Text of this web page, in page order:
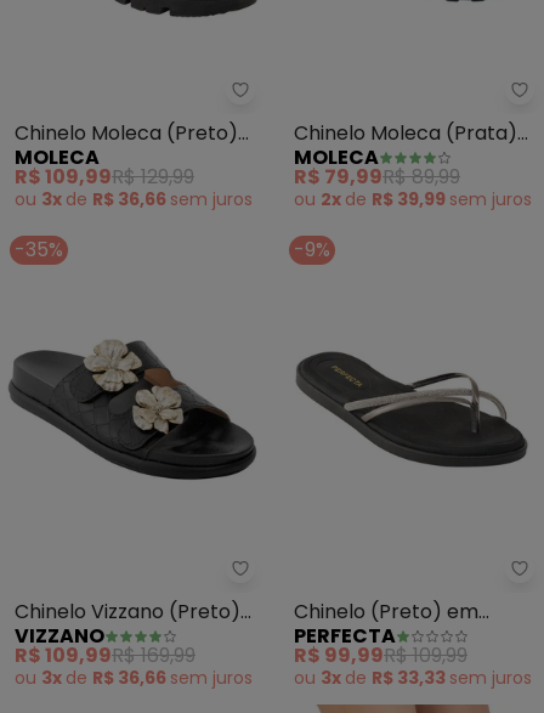
Moleca - Chinelo Moleca
Chinelo Moleca (Preto)
em Sintético
MOLECA
R$ 109,99R$ 129,99
ou 3x de R$ 36,66 sem juros
Chinelo Moleca (Prata)
em Sintetico
MOLECA
R$ 79,99R$ 89,99
ou 2x de R$ 39,99 sem juros
-35%
Vizzano - Chinelo Vizzano
Chinelo Vizzano (Preto)
em Sintético
VIZZANO
R$ 109,99R$ 169,99
ou 3x de R$ 36,66 sem juros
-9%
Chinelo (Preto) em
Sintético
PERFECTA
R$ 99,99R$ 109,99
ou 3x de R$ 33,33 sem juros